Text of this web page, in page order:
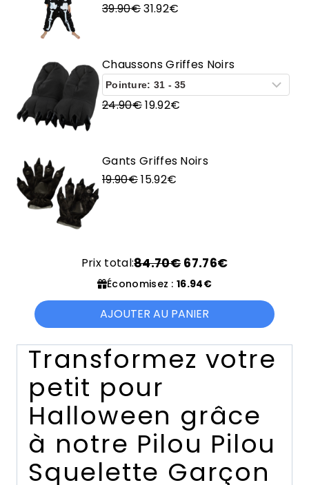
39.90€Le
était :
39.90€.
31.92€
est :
31.92€.
Chaussons Griffes Noirs
24.90€Le
était :
24.90€.
19.92€
est :
Gants Griffes Noirs
19.90€Le
15.92€
Prix total:84.70€ 67.76€
Économisez :16.94€
AJOUTER AU PANIER
Transformez votre
petit pour
Halloween grâce
à notre Pilou Pilou
Squelette Garçon